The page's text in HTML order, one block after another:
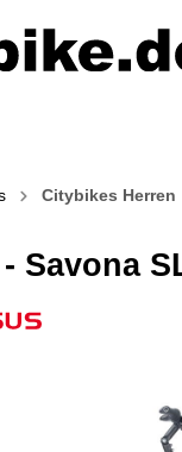
Citybikes Herren
Savona